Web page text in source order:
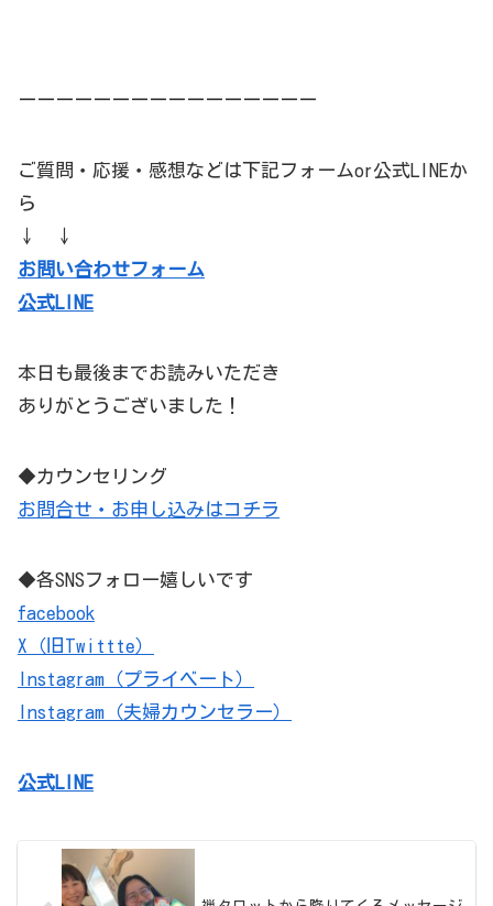
ーーーーーーーーーーーーーーーー
ご質問・応援・感想などは下記フォームor公式LINEか
ら
↓ ↓
お問い合わせフォーム
公式LINE
本日も最後までお読みいただき
ありがとうございました！
◆カウンセリング
お問合せ・お申し込みはコチラ
◆各SNSフォロー嬉しいです
facebook
X（旧Twittte）
Instagram（プライベート）
Instagram（夫婦カウンセラー）
公式LINE